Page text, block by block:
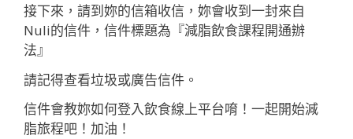
接下來， 請到妳的信箱收信， 妳會收到一封來自
Nuli的信件， 信件標題為『減脂飲食課程開通辦
法』
請記得查看垃圾或廣告信件。
信件會教妳如何登入飲食線上平台唷！一起開始減
脂旅程吧！加油！